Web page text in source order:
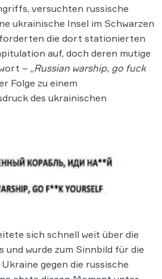
versuchten russische
ukrainische Insel im Schwarzen
die dort stationierten
auf, doch deren mutige
– „Russian warship, go fuck
Folge zu einem
des ukrainischen
sich schnell weit über die
und wurde zum Sinnbild für die
gegen die russische